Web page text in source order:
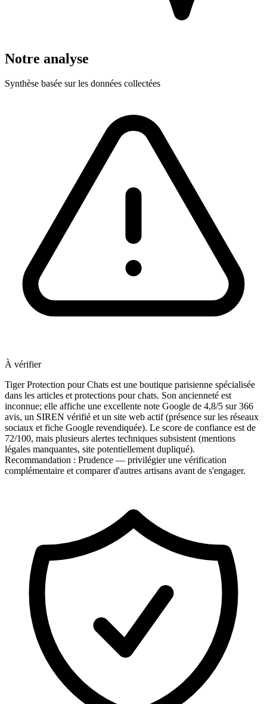
Notre analyse
Synthèse basée sur les données collectées
À vérifier
Tiger Protection pour Chats est une boutique parisienne spécialisée
dans les articles et protections pour chats. Son ancienneté est
inconnue; elle affiche une excellente note Google de 4,8/5 sur 366
avis, un SIREN vérifié et un site web actif (présence sur les réseaux
sociaux et fiche Google revendiquée). Le score de confiance est de
72/100, mais plusieurs alertes techniques subsistent (mentions
légales manquantes, site potentiellement dupliqué).
Recommandation : Prudence — privilégier une vérification
complémentaire et comparer d'autres artisans avant de s'engager.